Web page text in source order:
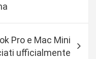
Pro e Mac Mini
ufficialmente